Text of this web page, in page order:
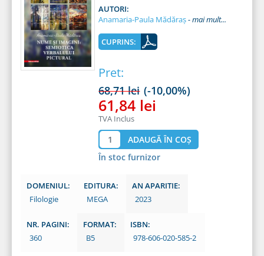
AUTORI:
Anamaria-Paula Mădăraș
CUPRINS:
Pret:
68,71 lei (-10,00%)
61,84 lei
TVA Inclus
În stoc furnizor
DOMENIUL:
Filologie
EDITURA:
MEGA
AN APARITIE:
2023
NR. PAGINI:
360
FORMAT:
B5
ISBN:
978-606-020-585-2